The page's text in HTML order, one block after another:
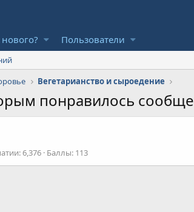
Пользователи
Вегетарианство и сыроедение
понравилось
6,376 Баллы 113